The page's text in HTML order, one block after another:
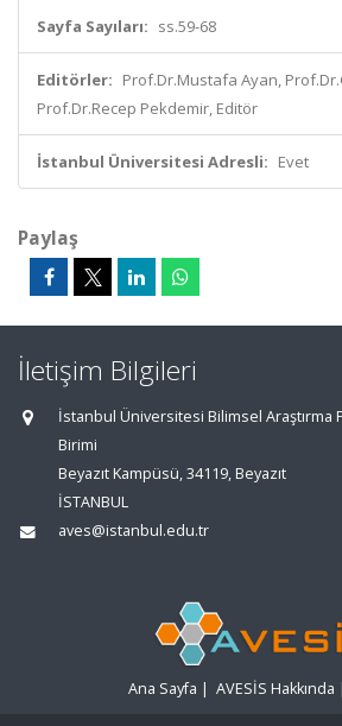
Sayfa Sayıları: ss.59-68
Editörler: Prof.Dr.Mustafa Ayan,
Prof.Dr.Recep Pekdemir, Editör
İstanbul Üniversitesi Adresli: Evet
Paylaş
İletişim Bilgileri
İstanbul Üniversitesi Bilimsel
Birimi
Beyazıt Kampüsü, 34119, Beyazıt
İSTANBUL
aves@istanbul.edu.tr
Ana Sayfa | AVESİS Hakkında